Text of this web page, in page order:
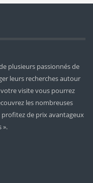
plusieurs passionnés de
leurs recherches autour
visite vous pourrez
les nombreuses
de prix avantageux
».